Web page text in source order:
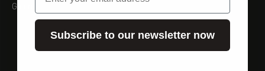
Galerie
Subscribe to our newsletter now